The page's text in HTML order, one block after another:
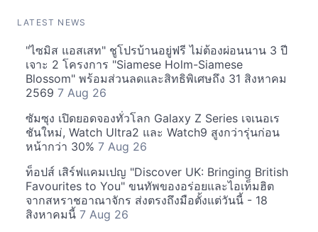
LATEST NEWS
"ไซมิส แอสเสท" ชูโปรบ้านอยู่ฟรี ไม่ต้องผ่อนนาน 3 ปี
เจาะ 2 โครงการ "Siamese Holm-Siamese
Blossom" พร้อมส่วนลดและสิทธิพิเศษถึง 31 สิงหาคม
2569 7 Aug 26
ซัมซุง เปิดยอดจองทั่วโลก Galaxy Z Series เจเนอเร
ชันใหม่, Watch Ultra2 และ Watch9 สูงกว่ารุ่นก่อน
หน้ากว่า 30% 7 Aug 26
ท็อปส์ เสิร์ฟแคมเปญ "Discover UK: Bringing British
Favourites to You" ขนทัพของอร่อยและไอเท็มฮิต
จากสหราชอาณาจักร ส่งตรงถึงมือตั้งแต่วันนี้ - 18
สิงหาคมนี้ 7 Aug 26